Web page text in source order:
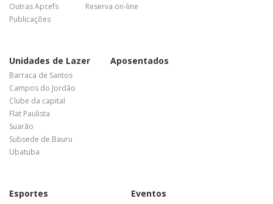
Outras Apcefs
Publicações
Reserva on-line
Unidades de Lazer
Barraca de Santos
Campos do Jordão
Clube da capital
Flat Paulista
Suarão
Subsede de Bauru
Ubatuba
Aposentados
Esportes Eventos